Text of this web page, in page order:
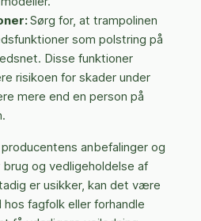
Sørg for, at trampolinen
som polstring på
Disse funktioner
risikoen for skader under
mere end en person på
anbefalinger og
og vedligeholdelse af
er usikker, kan det være
fagfolk eller forhandle